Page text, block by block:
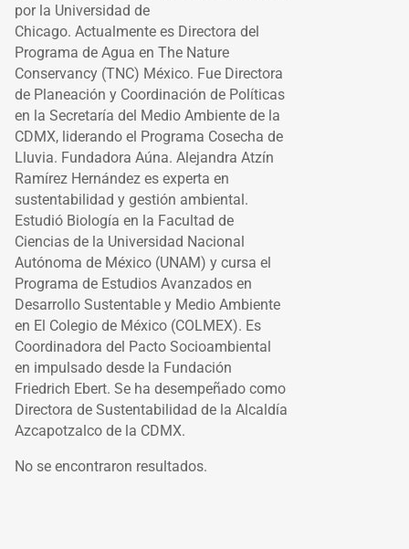
por la Universidad de
Chicago. Actualmente es Directora del
Programa de Agua en The Nature
Conservancy (TNC) México. Fue Directora
de Planeación y Coordinación de Políticas
en la Secretaría del Medio Ambiente de la
CDMX, liderando el Programa Cosecha de
Lluvia. Fundadora Aúna. Alejandra Atzín
Ramírez Hernández es experta en
sustentabilidad y gestión ambiental.
Estudió Biología en la Facultad de
Ciencias de la Universidad Nacional
Autónoma de México (UNAM) y cursa el
Programa de Estudios Avanzados en
Desarrollo Sustentable y Medio Ambiente
en El Colegio de México (COLMEX). Es
Coordinadora del Pacto Socioambiental
en impulsado desde la Fundación
Friedrich Ebert. Se ha desempeñado como
Directora de Sustentabilidad de la Alcaldía
Azcapotzalco de la CDMX.
No se encontraron resultados.